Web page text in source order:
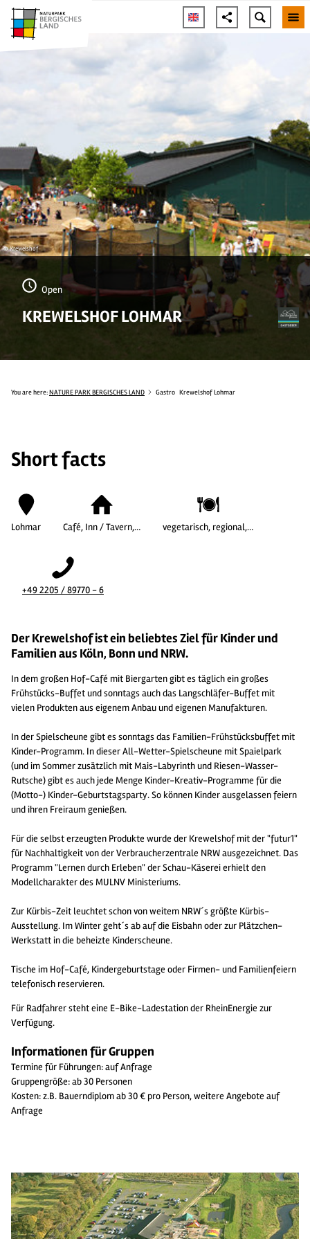
© Krewelshof
Open
KREWELSHOF LOHMAR
You are here: NATURE PARK BERGISCHES LAND Gastro Krewelshof Lohmar
Short facts
Lohmar Café, Inn / Tavern,… vegetarisch, regional,…
+49 2205 / 89770 - 6
Der Krewelshof ist ein beliebtes Ziel für Kinder und
Familien aus Köln, Bonn und NRW.
In dem großen Hof-Café mit Biergarten gibt es täglich ein großes
Frühstücks-Buffet und sonntags auch das Langschläfer-Buffet mit
vielen Produkten aus eigenem Anbau und eigenen Manufakturen.
In der Spielscheune gibt es sonntags das Familien-Frühstücksbuffet mit
Kinder-Programm. In dieser All-Wetter-Spielscheune mit Spaielpark
(und im Sommer zusätzlich mit Mais-Labyrinth und Riesen-Wasser-
Rutsche) gibt es auch jede Menge Kinder-Kreativ-Programme für die
(Motto-) Kinder-Geburtstagsparty. So können Kinder ausgelassen feiern
und ihren Freiraum genießen.
Für die selbst erzeugten Produkte wurde der Krewelshof mit der "futur1"
für Nachhaltigkeit von der Verbraucherzentrale NRW ausgezeichnet. Das
Programm "Lernen durch Erleben" der Schau-Käserei erhielt den
Modellcharakter des MULNV Ministeriums.
Zur Kürbis-Zeit leuchtet schon von weitem NRW´s größte Kürbis-
Ausstellung. Im Winter geht´s ab auf die Eisbahn oder zur Plätzchen-
Werkstatt in die beheizte Kinderscheune.
Tische im Hof-Café, Kindergeburtstage oder Firmen- und Familienfeiern
telefonisch reservieren.
Für Radfahrer steht eine E-Bike-Ladestation der RheinEnergie zur
Verfügung.
Informationen für Gruppen
Termine für Führungen: auf Anfrage
Gruppengröße: ab 30 Personen
Kosten: z.B. Bauerndiplom ab 30 € pro Person, weitere Angebote auf
Anfrage